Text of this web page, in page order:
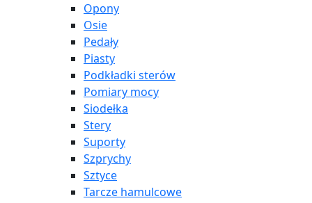
Opony
Osie
Pedały
Piasty
Podkładki sterów
Pomiary mocy
Siodełka
Stery
Suporty
Szprychy
Sztyce
Tarcze hamulcowe